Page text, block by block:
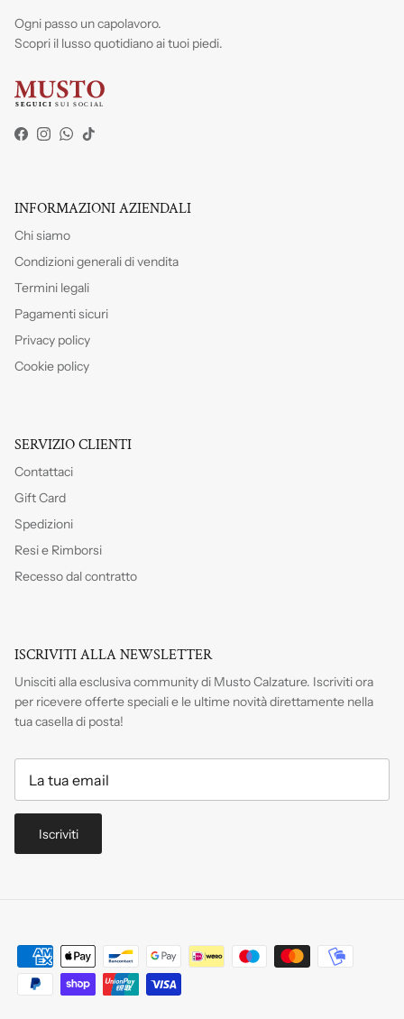
Ogni passo un capolavoro.
Scopri il lusso quotidiano ai tuoi piedi.
Facebook
Instagram
WhatsApp
TikTok
INFORMAZIONI AZIENDALI
Chi siamo
Condizioni generali di vendita
Termini legali
Pagamenti sicuri
Privacy policy
Cookie policy
SERVIZIO CLIENTI
Contattaci
Gift Card
Spedizioni
Resi e Rimborsi
Recesso dal contratto
ISCRIVITI ALLA NEWSLETTER
Unisciti alla esclusiva community di Musto Calzature. Iscrivitiora
per ricevere offerte speciali e le ultime novità direttamente nella
tua casella di posta!
Iscriviti